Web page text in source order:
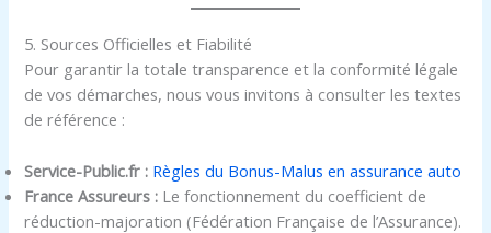
5. Sources Officielles et Fiabilité
Pour garantir la totale transparence et la conformité légale
de vos démarches, nous vous invitons à consulter les textes
de référence :
Service-Public.fr : Règles du Bonus-Malus en assurance auto
France Assureurs : Le fonctionnement du coefficient de
réduction-majoration (Fédération Française de l’Assurance).